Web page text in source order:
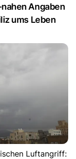
Angaben
ums Leben
Luftangriff: